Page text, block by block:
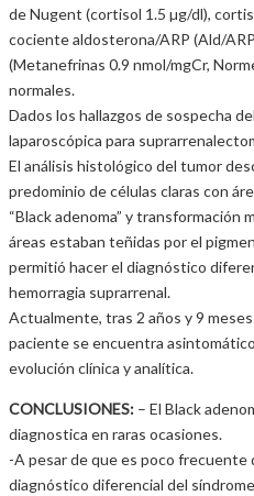
de Nugent (cortisol 1.5 µg/dl),
cociente aldosterona/ARP (Ald/
(Metanefrinas 0.9 nmol/mgCr,
normales.
Dados los hallazgos de sospecha
laparoscópica para
El análisis histológico del tumor
predominio de células claras con
“Black adenoma” y transformación
áreas estaban teñidas por el
permitió hacer el diagnóstico
hemorragia suprarrenal.
Actualmente, tras 2 años y 9
paciente se encuentra
evolución clínica y analítica.
CONCLUSIONES: – El Black
diagnostica en raras ocasiones.
-A pesar de que es poco frecuente
diagnóstico diferencial del